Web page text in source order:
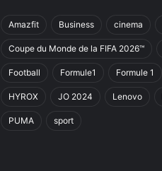
Amazfit Business cinema
Coupe du Monde de la FIFA 2026™
Football Formule1 Formule 1
HYROX JO 2024 Lenovo
PUMA sport